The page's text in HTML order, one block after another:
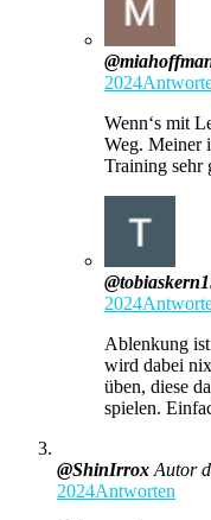
2024
Wenn‘s mit
Weg. Meiner
Training sehr
2024
Ablenkung
wird dabei
üben, diese
spielen.
@ShinIrrox Autor
2024Antworten